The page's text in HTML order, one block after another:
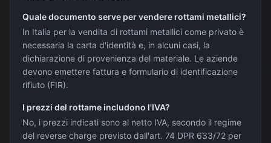
Quale documento serve per vendere rottami metallici?
In Italia per la vendita di rottami metallici come privato è
necessaria la carta d'identità e, in alcuni casi, la
dichiarazione di provenienza del materiale. Le aziende
devono emettere fattura e formulario di identificazione
rifiuto (FIR).
I prezzi del rottame includono l'IVA?
No, i prezzi indicati sono al netto IVA, secondo il regime
del reverse charge previsto dall'art. 74 DPR 633/72 per